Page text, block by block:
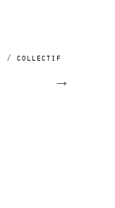
collectif
→